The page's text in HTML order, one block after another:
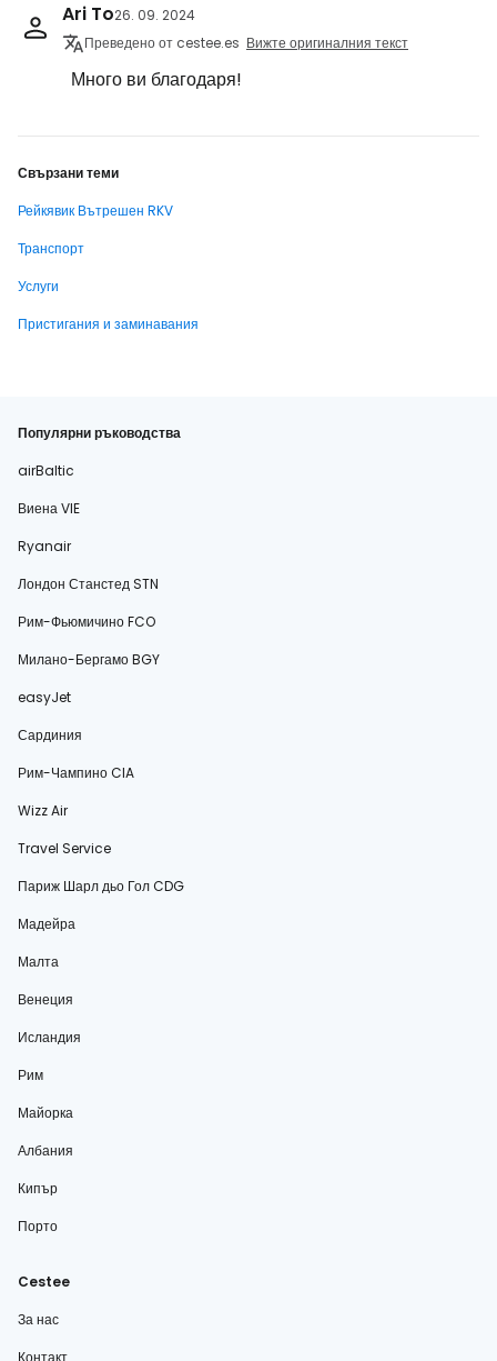
Ari To26. 09. 2024
Преведено от cestee.es Вижте оригиналния текст
Много ви благодаря!
Свързани теми
Рейкявик Вътрешен RKV
Транспорт
Услуги
Пристигания и заминавания
Популярни ръководства
airBaltic
Виена VIE
Ryanair
Лондон Станстед STN
Рим-Фьюмичино FCO
Милано-Бергамо BGY
easyJet
Сардиния
Рим-Чампино CIA
Wizz Air
Travel Service
Париж Шарл дьо Гол CDG
Мадейра
Малта
Венеция
Исландия
Рим
Майорка
Албания
Кипър
Порто
Cestee
За нас
Контакт